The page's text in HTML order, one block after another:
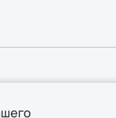
конфиденциальности